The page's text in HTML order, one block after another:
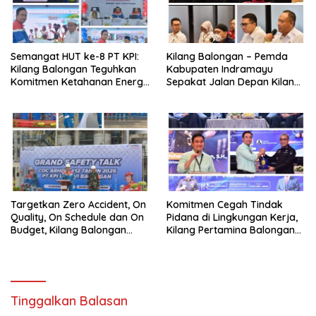
Semangat HUT ke-8 PT KPI:
Kilang Balongan Teguhkan
Komitmen Ketahanan Energi
Yayasan Pendidikan
Kilang Balongan – Pemda
Kabupaten Indramayu
Sepakat Jalan Depan Kilang
Sukaurip-Sukareja
Targetkan Zero Accident, On
Quality, On Schedule dan On
Budget, Kilang Balongan
Komitmen Cegah Tindak
Pidana di Lingkungan Kerja,
Kilang Pertamina Balongan
Tinggalkan Balasan